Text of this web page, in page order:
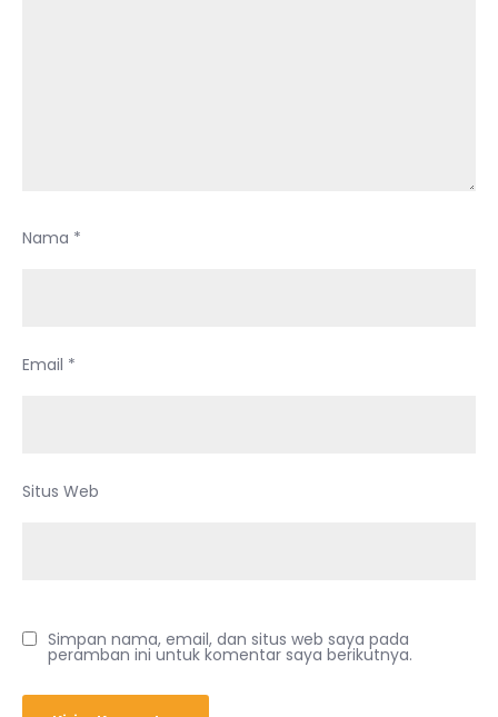
Nama *
Email *
Situs Web
Simpan nama, email, dan situs web saya pada
peramban ini untuk komentar saya berikutnya.